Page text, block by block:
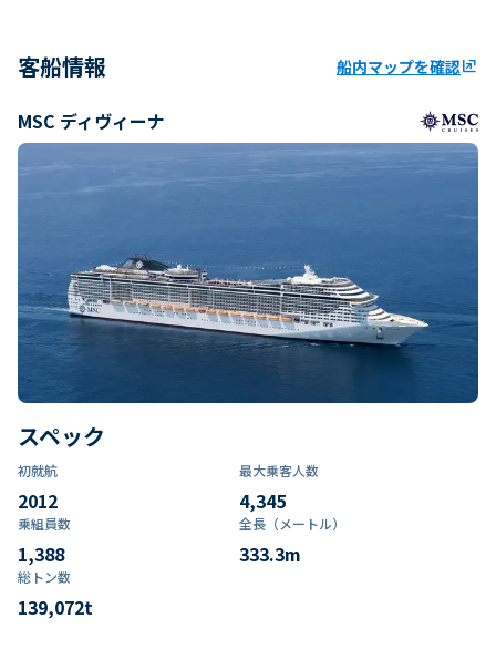
客船情報 船内マップを確認ungroup
MSC ディヴィーナ
スペック
初就航
2012
最大乗客人数
4,345
乗組員数​
1,388
全長（メートル）
333.3m
総トン数​
139,072t